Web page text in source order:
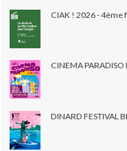
CIAK ! 2026 -
CINEMA
DINARD FESTIVAL